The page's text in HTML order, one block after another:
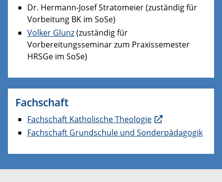
Dr. Hermann-Josef Stratomeier (zuständig für
Vorbeitung BK im SoSe)
Volker Glunz(zuständig für
Vorbereitungsseminar zum Praxissemester
HRSGe im SoSe)
Fachschaft
Fachschaft Katholische Theologie
Fachschaft Grundschule und Sonderpädagogik